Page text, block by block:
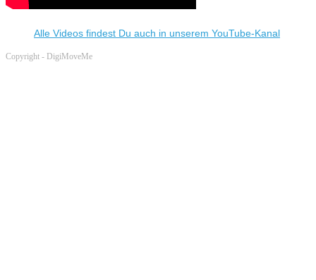
Alle Videos findest Du auch in unserem YouTube-Kanal
Copyright - DigiMoveMe